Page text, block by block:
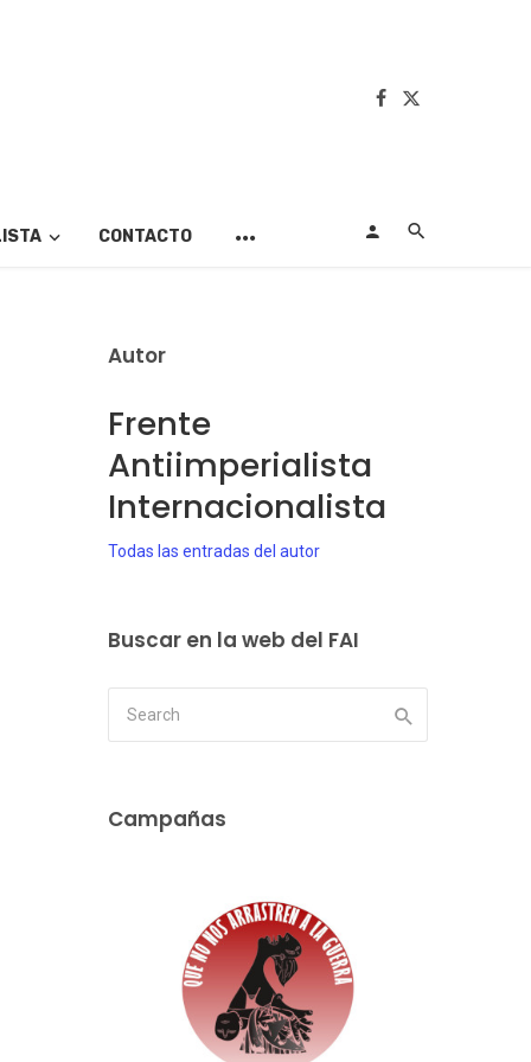
CONTACTO
Autor
Frente
Antiimperialista
Internacionalista
Todas las entradas del autor
Buscar en la web del FAI
Campañas